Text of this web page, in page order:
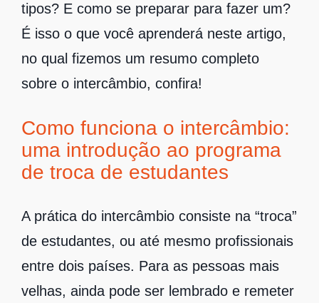
tipos? E como se preparar para fazer um?
É isso o que você aprenderá neste artigo,
no qual fizemos um resumo completo
sobre o intercâmbio, confira!
Como funciona o intercâmbio:
uma introdução ao programa
de troca de estudantes
A prática do intercâmbio consiste na “troca”
de estudantes, ou até mesmo profissionais
entre dois países. Para as pessoas mais
velhas, ainda pode ser lembrado e remeter